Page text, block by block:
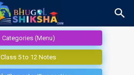
Categories (Menu)
Class 5 to 12 Notes